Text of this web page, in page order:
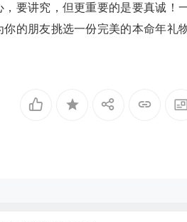
要讲究，但更重要的是要真诚！
的朋友挑选一份完美的本命年礼